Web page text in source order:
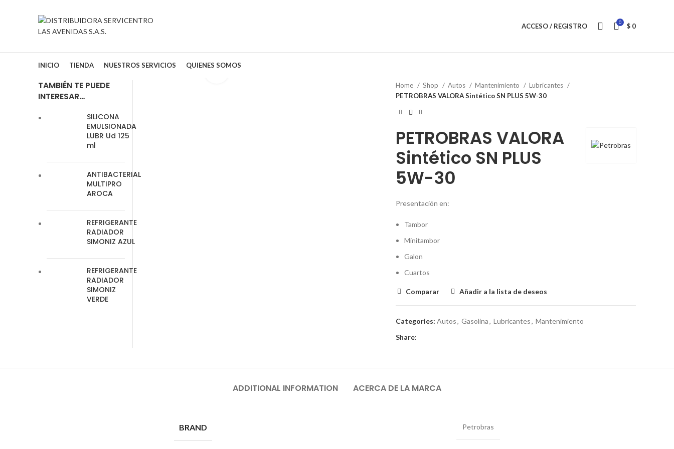
ACCESO / REGISTRO 0 $ 0
INICIO TIENDA NUESTROS SERVICIOS QUIENES SOMOS
Home
Shop Autos Mantenimiento
Lubricantes
PETROBRAS VALORA Sintético SN PLUS 5W-30
PETROBRAS VALORA
Sintético SN PLUS
5W-30
Presentación en:
Tambor
Minitambor
Galon
Cuartos
Comparar Añadir a la lista de deseos
Categories: Autos, Gasolina, Lubricantes, Mantenimiento
Share:
TAMBIÉN TE PUEDE
INTERESAR…
SILICONA
EMULSIONADA
LUBR Ud 125
ml
ANTIBACTERIAL
MULTIPRO
AROCA
REFRIGERANTE
RADIADOR
SIMONIZ AZUL
REFRIGERANTE
RADIADOR
SIMONIZ
VERDE
ADDITIONAL INFORMATION ACERCA DE LA MARCA
BRAND Petrobras